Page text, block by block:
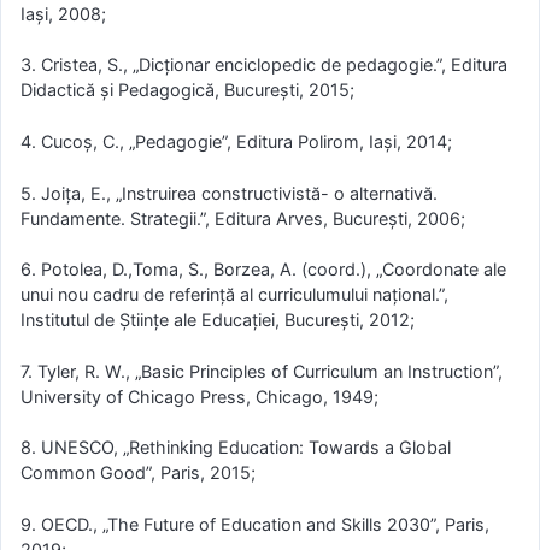
Iași, 2008;
3. Cristea, S., „Dicționar enciclopedic de pedagogie.”, Editura
Didactică și Pedagogică, București, 2015;
4. Cucoș, C., „Pedagogie”, Editura Polirom, Iași, 2014;
5. Joița, E., „Instruirea constructivistă- o alternativă.
Fundamente. Strategii.”, Editura Arves, București, 2006;
6. Potolea, D.,Toma, S., Borzea, A. (coord.), „Coordonate ale
unui nou cadru de referință al curriculumului național.”,
Institutul de Științe ale Educației, București, 2012;
7. Tyler, R. W., „Basic Principles of Curriculum an Instruction”,
University of Chicago Press, Chicago, 1949;
8. UNESCO, „Rethinking Education: Towards a Global
Common Good”, Paris, 2015;
9. OECD., „The Future of Education and Skills 2030”, Paris,